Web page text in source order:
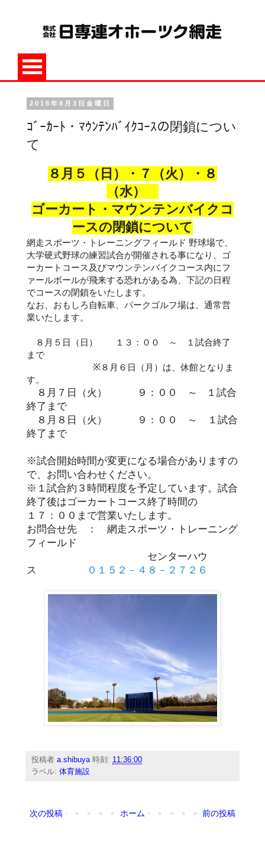
2018年8月3日金曜日
ｺﾞｰｶｰﾄ・ﾏｳﾝﾃﾝﾊﾞｲｸｺｰｽの閉鎖につい
て
８月５（日）・７（火）・８
（水）
ゴーカート・マウンテンバイクコ
ースの閉鎖について
網走スポーツ・トレーニングフィールド 野球場で、
大学硬式野球の練習試合が開催される事になり、ゴ
ーカートコース及びマウンテンバイクコース内にフ
ァールボールが飛来する恐れがある為、下記の日程
でコースの閉鎖をいたします。
なお、おもしろ自転車、パークゴルフ場は、通常営
業いたします。
８月５日（日） １３：００ ～ １試合終了
まで
※８月６日（月）は、休館となりま
す。
８月７日（火） ９：００ ～ １試合
終了まで
８月８日（火） ９：００ ～ １試合
終了まで
※試合開始時間が変更になる場合がありますの
で、お問い合わせください。
※１試合約３時間程度を予定しています。試合
終了後はゴーカートコース終了時間の
１７：００まで営業いたします。
お問合せ先 ： 網走スポーツ・トレーニング
フィールド
センターハウ
ス
０１５２－４８－２７２６
投稿者a.shibuya 時刻: 11:36:00
ラベル:体育施設
次の投稿 前の投稿
ホーム